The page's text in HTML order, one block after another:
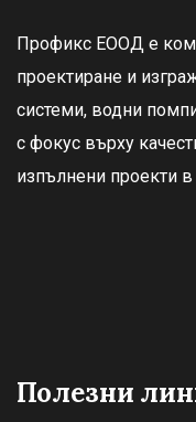
Профикс ЕООД е
проектиране и
системи, водни
с фокус върху
изпълнени проекти
Полезни